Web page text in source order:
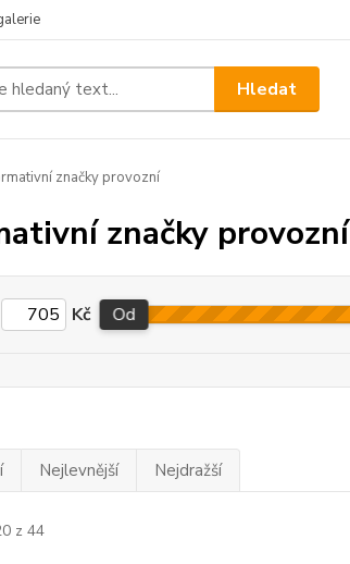
Hledat
značky provozní
značky provozní
Kč Od
Nejlevnější Nejdražší
z 44